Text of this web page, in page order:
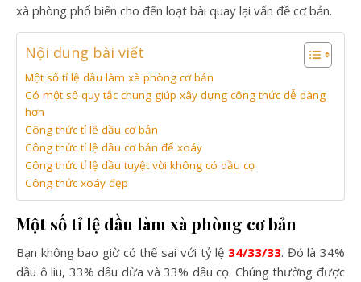
xà phòng phổ biến cho đến loạt bài quay lại vấn đề cơ bản.
Nội dung bài viết
Một số tỉ lệ dầu làm xà phòng cơ bản
Có một số quy tắc chung giúp xây dựng công thức dễ dàng
hơn
Công thức tỉ lệ dầu cơ bản
Công thức tỉ lệ dầu cơ bản để xoáy
Công thức tỉ lệ dầu tuyệt vời không có dầu cọ
Công thức xoáy đẹp
Một số tỉ lệ dầu làm xà phòng cơ bản
Bạn không bao giờ có thể sai với tỷ lệ 34/33/33. Đó là 34%
dầu ô liu, 33% dầu dừa và 33% dầu cọ. Chúng thường được